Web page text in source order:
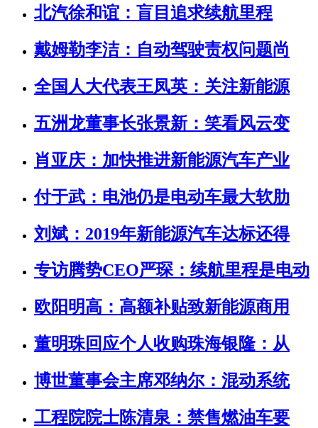
北汽徐和谊：盲目追求续航里程
戴姆勒李洁：自动驾驶责权问题尚
全国人大代表王凤英：关注新能源
五洲龙董事长张景新：笑看风云变
肖亚庆：加快推进新能源汽车产业
付于武：电池仍是电动车最大软肋
刘斌：2019年新能源汽车达标还得
专访腾势CEO严琛：续航里程是电动
欧阳明高：高额补贴致新能源商用
董明珠回应个人收购珠海银隆：从
博世董事会主席邓纳尔：混动系统
工程院院士陈清泉：禁售燃油车要